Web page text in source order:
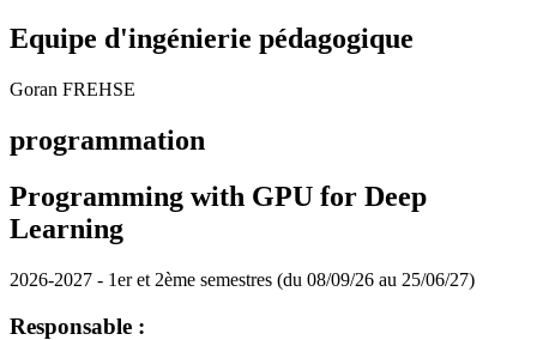
Equipe d'ingénierie pédagogique
Goran FREHSE
programmation
Programming with GPU for Deep
Learning
2026-2027 - 1er et 2ème semestres (du 08/09/26 au 25/06/27)
Responsable :